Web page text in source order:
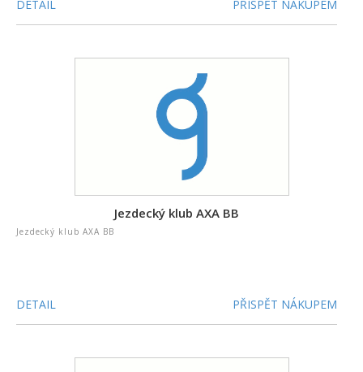
DETAIL PŘISPĚT NÁKUPEM
Jezdecký klub AXA BB
Jezdecký klub AXA BB
DETAIL PŘISPĚT NÁKUPEM